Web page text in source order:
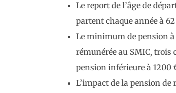
Le report de l’âge de
partent chaque année à
Le minimum de pension
rémunérée au SMIC,
pension inférieure à 1200
L’impact de la pension de